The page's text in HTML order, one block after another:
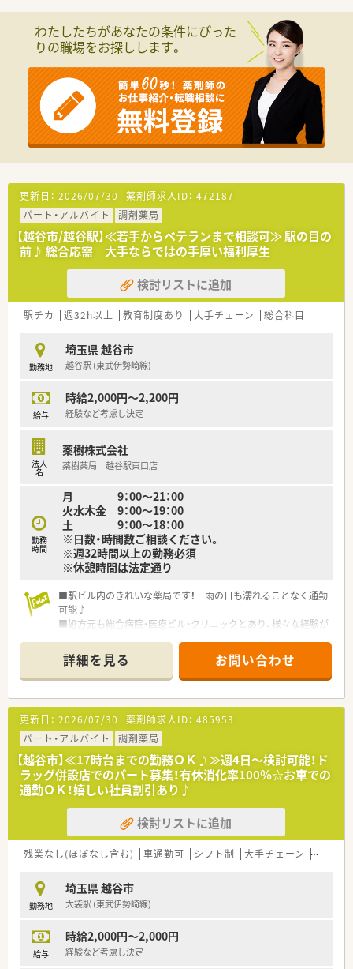
逆に30代の方が管理薬剤師を勤めるなど、世代層は様々ですの
で
どんな年代の方が入社されてもすんなりと馴染まれるかと思い
ます。
＜こんな薬局です＞
越谷市の精神病院の門前に位置しています。
レンガ調の外壁をしたこじんまりとした薬局で、
周りに駐車場は広く確保されています。
車通勤が可能ですが、東川口駅・新越谷駅から門前病院行きの送
薬局内は白を基調とした広々とした待合室があり、投薬台は3台
（うち1台は座り投薬）あります。
調剤室も広く、ストレスなく動くことができます。
長らく紙薬歴でしたが、2022年に電子薬歴を導入されました。
患者様のほとんどは治療により症状が安定されている為、
患者様対応で困ってしまう事態は非常に稀とのことです。
またほとんどが予約処方のため業務の見通しが立てやすく、残業
は殆ど発生しません。
わたしたちがあなたの条件にぴった
りの職場をお探しします。
更新日： 2026/07/30 薬剤師求人ID： 472187
パート・アルバイト
調剤薬局
【越谷市/越谷駅】≪若手からベテランまで相談可≫ 駅の目の
前♪ 総合応需 大手ならではの手厚い福利厚生
検討リストに追加
駅チカ 週32h以上 教育制度あり 大手チェーン 総合科目
勤務地
埼玉県 越谷市
越谷駅 (東武伊勢崎線)
給与
時給2,000円～2,200円
経験など考慮し決定
法人
名
薬樹株式会社
薬樹薬局 越谷駅東口店
勤務
時間
月 9：00～21：00
火水木金 9：00～19：00
土 9：00～18：00
※日数・時間数ご相談ください。
※週32時間以上の勤務必須
※休憩時間は法定通り
■駅ビル内のきれいな薬局です！ 雨の日も濡れることなく通勤
可能♪
■処方元も総合病院・医療ビル・クリニックとあり、様々な経験が
■教育研修制度には力を入れている企業でスキルアップで環境
です♪
・・＊ 企業の特徴 ＊・・
■首都圏を中心に店舗展開をしている調剤薬局です。
■あえて全国展開せず、地域に根ざした店舗運営で近隣の皆さん
の健康なライフスタイルの実現を目指しています。
■監査システムの導入等安心してお仕事できる体制が整ってい
ます。
■社宅や各種保険制度など安心して働ける福利厚生を用意して
います。
■将来のキャリアパスが豊富で女性管理職の方も多く活躍され
詳細を見る お問い合わせ
更新日： 2026/07/30 薬剤師求人ID： 485953
パート・アルバイト
調剤薬局
【越谷市】≪17時台までの勤務ＯＫ♪≫週4日～検討可能！ド
ラッグ併設店でのパート募集！有休消化率100％☆お車での
通勤ＯＫ！嬉しい社員割引あり♪
検討リストに追加
残業なし(ほぼなし含む) 車通勤可 シフト制 大手チェーン ~18時
勤務地
埼玉県 越谷市
大袋駅 (東武伊勢崎線)
給与
時給2,000円～2,000円
経験など考慮し決定